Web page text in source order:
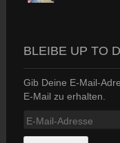
BLEIBE UP TO
Gib Deine E-Mail-
E-Mail zu erhalten.
E-